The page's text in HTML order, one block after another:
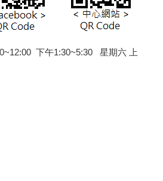
下午1:30~5:30 星期六 上